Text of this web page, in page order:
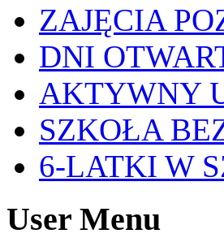
ZAJĘCIA
DNI
AKTYWNY
SZKOŁA
6-LATKI W
User Menu